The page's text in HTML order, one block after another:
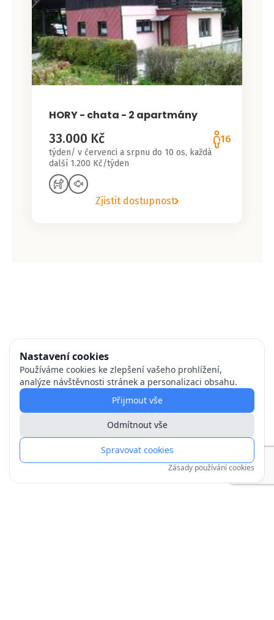
HORY - chata - 2 apartmány
33.000 Kč
týden/ v červenci a srpnu do 10 os, každá
další 1.200 Kč/týden
16
Zjistit dostupnost
Nastavení cookies
Používáme cookies ke zlepšení vašeho prohlížení,
analýze návštěvnosti stránek a personalizaci obsahu.
Přijmout vše
Odmítnout vše
Spravovat cookies
Zásady používání cookies